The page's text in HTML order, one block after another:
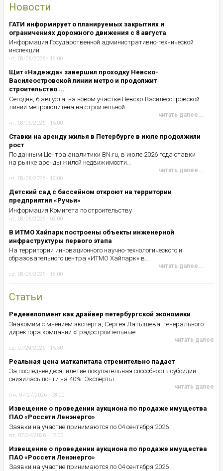
Новости
ГАТИ информирует о планируемых закрытиях и
ограничениях дорожного движения с 8 августа
Информация Государственной административно-технической
инспекции
чт, 08/06/2026 - 18:00
Щит «Надежда» завершил проходку Невско-
Василеостровской линии метро и продолжит
строительство ...
Сегодня, 6 августа, на новом участке Невско-Василеостровской
линии метрополитена на строительной…
читать далее...
чт, 08/06/2026 - 15:00
Ставки на аренду жилья в Петербурге в июле продолжили
рост
По данным Центра аналитики BN.ru, в июле 2026 года ставки
на рынке аренды жилой недвижимости…
читать далее...
чт, 08/06/2026 - 12:00
Детский сад с бассейном откроют на территории
предприятия «Ручьи»
Информация Комитета по строительству
чт, 08/06/2026 - 09:00
В ИТМО Хайпарк построены объекты инженерной
инфраструктуры первого этапа
На территории инновационного научно-технологического и
образовательного центра «ИТМО Хайпарк» в…
читать далее...
ср, 08/05/2026 - 18:00
Статьи
Редевелопмент как драйвер петербургской экономики
Знакомим с мнением эксперта, Сергея Латышева, генерального
директора компании «Градостроительные…
читать далее
ср, 07/29/2026 - 15:50
Реальная цена маткапитала стремительно падает
За последнее десятилетие покупательная способность субсидии
снизилась почти на 40%. Эксперты…
читать далее
пн, 07/27/2026 - 08:00
Извещение о проведении аукциона по продаже имущества
ПАО «Россети Ленэнерго»
Заявки на участие принимаются по 04 сентября 2026
пт, 07/24/2026 - 12:00
Извещение о проведении аукциона по продаже имущества
ПАО «Россети Ленэнерго»
Заявки на участие принимаются по 04 сентября 2026